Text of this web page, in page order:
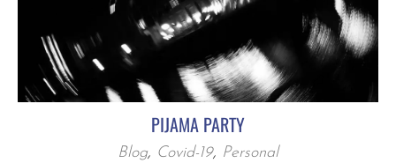
PIJAMA PARTY
Blog, Covid-19, Personal